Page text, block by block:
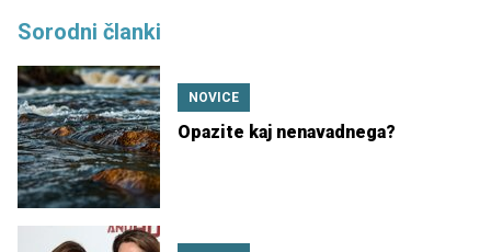
Sorodni članki
NOVICE
Opazite kaj nenavadnega?